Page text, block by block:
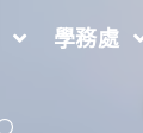
學務處
年度勞